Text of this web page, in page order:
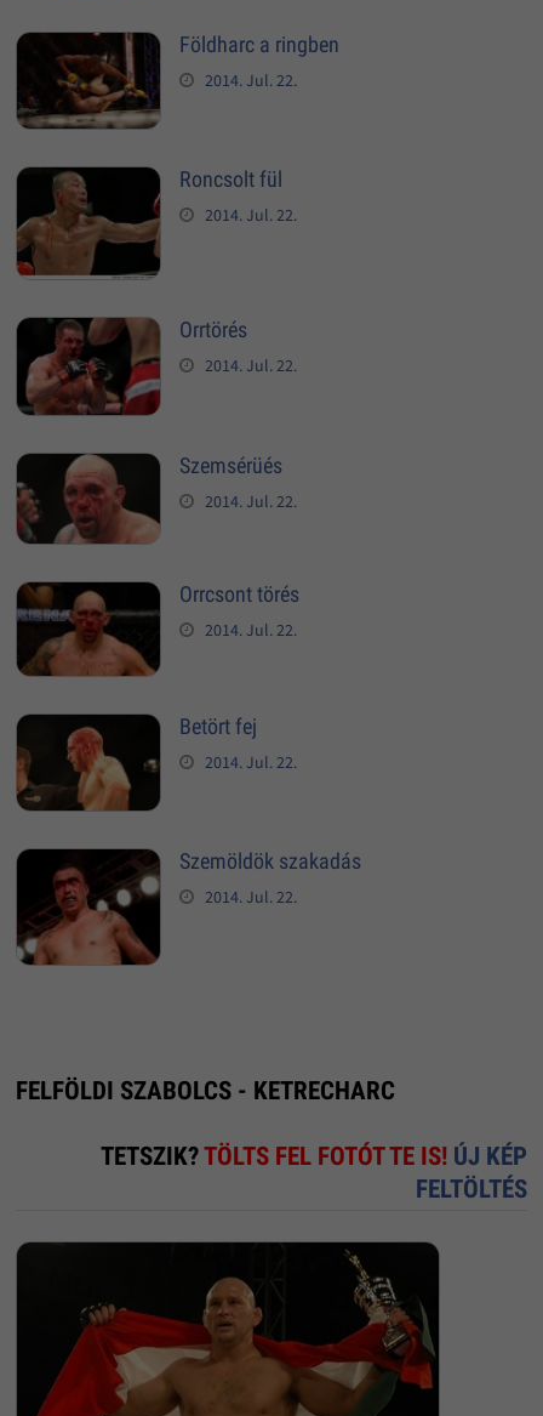
Földharc a ringben
2014. Jul. 22.
Roncsolt fül
2014. Jul. 22.
Orrtörés
2014. Jul. 22.
Szemsérüés
2014. Jul. 22.
Orrcsont törés
2014. Jul. 22.
Betört fej
2014. Jul. 22.
Szemöldök szakadás
2014. Jul. 22.
FELFÖLDI SZABOLCS - KETRECHARC
TETSZIK?TÖLTS FEL FOTÓT TE IS! ÚJ KÉP
FELTÖLTÉS